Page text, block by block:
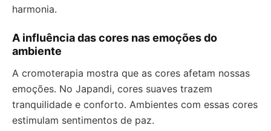
harmonia.
A influência das cores nas emoções do
ambiente
A cromoterapia mostra que as cores afetam nossas
emoções. No Japandi, cores suaves trazem
tranquilidade e conforto. Ambientes com essas cores
estimulam sentimentos de paz.